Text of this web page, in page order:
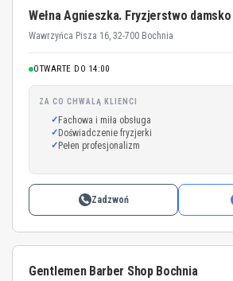
Wełna Agnieszka. Fryzjerstwo
Wawrzyńca Pisza 16, 32-700 Bochnia
OTWARTE DO 14:00
ZA CO CHWALĄ KLIENCI
Fachowa i miła obsługa
Doświadczenie fryzjerki
Pełen profesjonalizm
Zadzwoń
Gentlemen Barber Shop Bochnia